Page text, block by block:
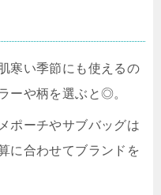
寒い季節にも使えるの
ーや柄を選ぶと◎。
ポーチやサブバッグは
に合わせてブランドを